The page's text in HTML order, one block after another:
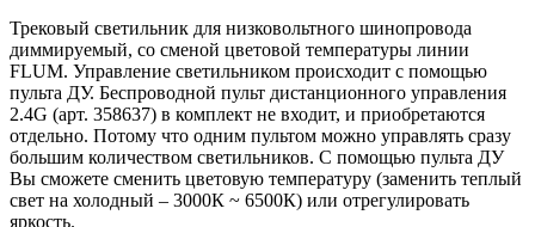
Трековый светильник для низковольтного шинопровода
диммируемый, со сменой цветовой температуры линии
FLUM. Управление светильником происходит с помощью
пульта ДУ. Беспроводной пульт дистанционного управления
2.4G (арт. 358637) в комплект не входит, и приобретаются
отдельно. Потому что одним пультом можно управлять сразу
большим количеством светильников. С помощью пульта ДУ
Вы сможете сменить цветовую температуру (заменить теплый
свет на холодный – 3000К ~ 6500К) или отрегулировать
яркость.